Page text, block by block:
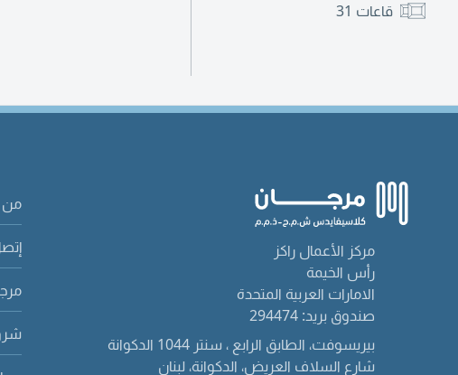
قاعات 31
مركز الأعمال راكز
رأس الخيمة
الامارات العربية المتحدة
صندوق بريد: 294474
بيريسوفت، الطابق الرابع ، سنتر 1044 الدكوانة
شارع السلاف العريض، الدكوانة، لبنان
من